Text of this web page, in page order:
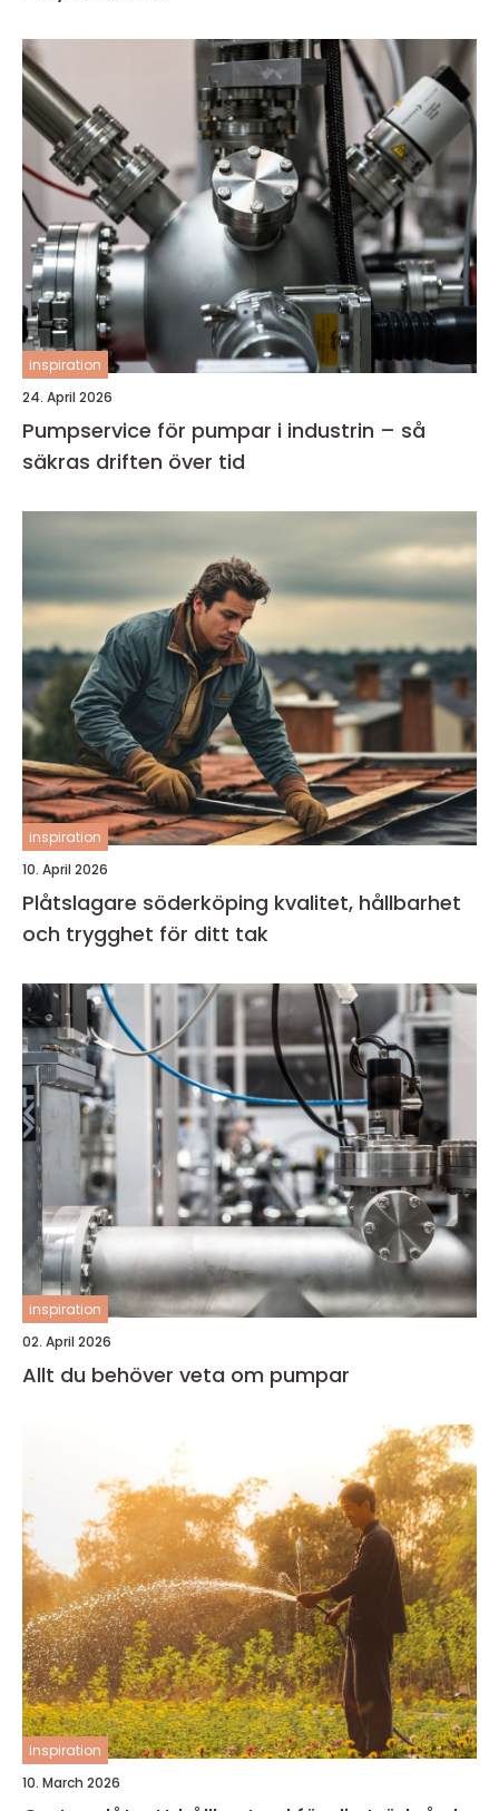
inspiration
24. April 2026
Pumpservice för pumpar i industrin – så
säkras driften över tid
inspiration
10. April 2026
Plåtslagare söderköping kvalitet, hållbarhet
och trygghet för ditt tak
inspiration
02. April 2026
Allt du behöver veta om pumpar
inspiration
10. March 2026